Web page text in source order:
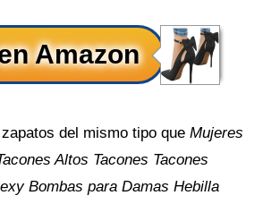
del mismo tipo que Mujeres
Altos Tacones Tacones
Bombas para Damas Hebilla